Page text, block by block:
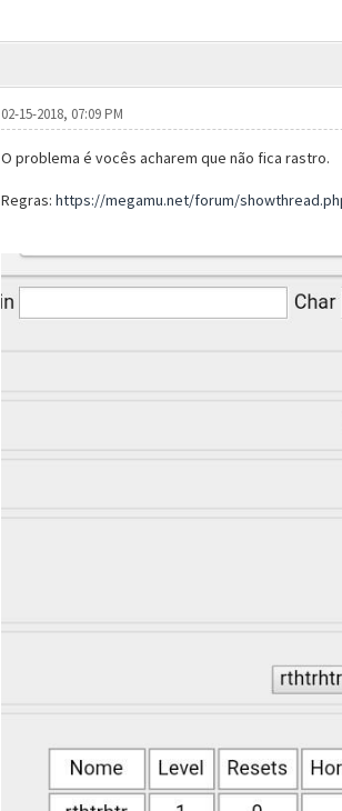
02-15-2018, 07:09 PM
O problema é vocês acharem que não fica rastro.
Regras: https://megamu.net/forum/